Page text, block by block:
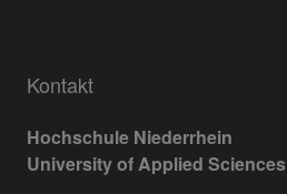
Kontakt
Hochschule Niederrhein
University of Applied Sciences